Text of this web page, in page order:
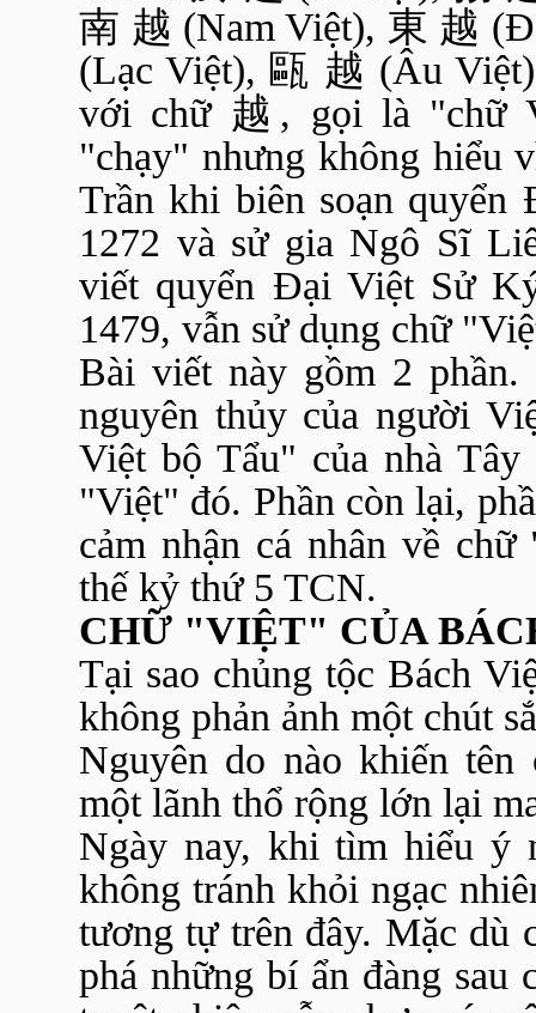
南 越 (Nam Việt), 東 越
(Lạc Việt), 甌 越 (Âu
với chữ 越 , gọi là "chữ
"chạy" nhưng không hiểu
Trần khi biên soạn
1272 và sử gia Ngô Sĩ
viết quyển Đại Việt Sử
1479, vẫn sử dụng chữ
Bài viết này gồm 2
nguyên thủy của người
Việt bộ Tẩu" của nhà
"Việt" đó. Phần còn lại,
cảm nhận cá nhân về
thế kỷ thứ 5 TCN.
CHỮ "VIỆT" CỦA
Tại sao chủng tộc Bách
không phản ảnh một chút
Nguyên do nào khiến
một lãnh thổ rộng lớn lại
Ngày nay, khi tìm hiểu ý
không tránh khỏi ngạc
tương tự trên đây. Mặc dù
phá những bí ẩn đàng